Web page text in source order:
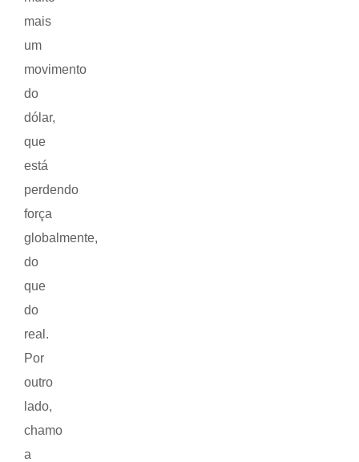
mais
um
movimento
do
dólar,
que
está
perdendo
força
globalmente,
do
que
do
real.
Por
outro
lado,
chamo
a